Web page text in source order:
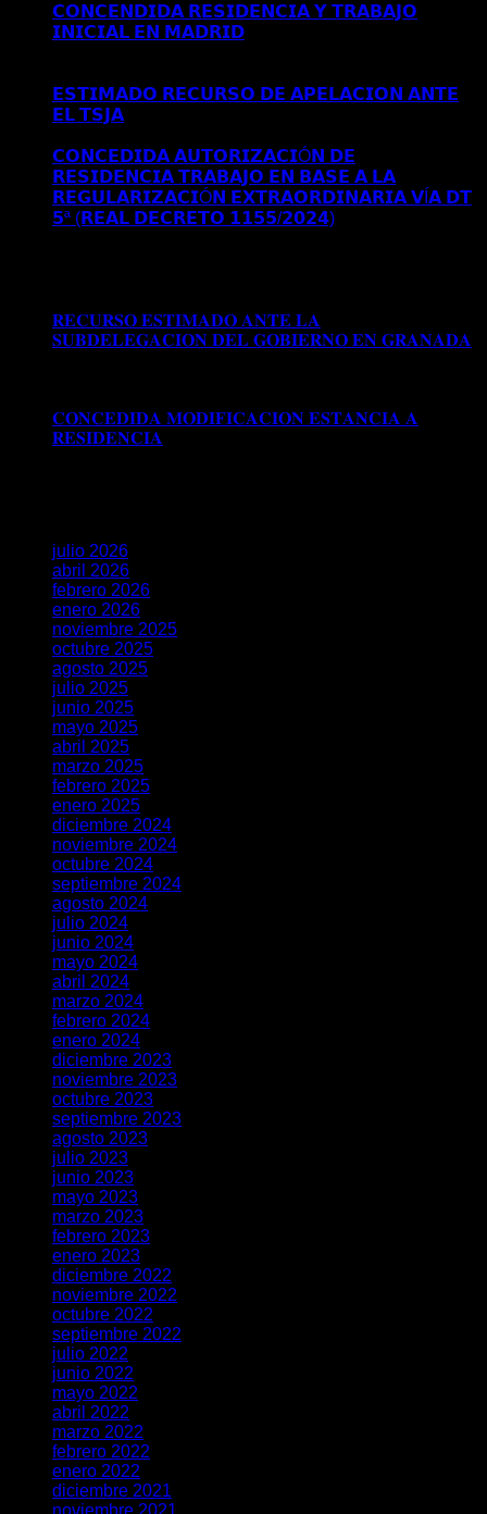
𝗖𝗢𝗡𝗖𝗘𝗡𝗗𝗜𝗗𝗔 𝗥𝗘𝗦𝗜𝗗𝗘𝗡𝗖𝗜𝗔 𝗬 𝗧𝗥𝗔𝗕𝗔𝗝𝗢
𝗜𝗡𝗜𝗖𝗜𝗔𝗟 𝗘𝗡 𝗠𝗔𝗗𝗥𝗜𝗗
𝗘𝗦𝗧𝗜𝗠𝗔𝗗𝗢 𝗥𝗘𝗖𝗨𝗥𝗦𝗢 𝗗𝗘 𝗔𝗣𝗘𝗟𝗔𝗖𝗜𝗢𝗡 𝗔𝗡𝗧𝗘
𝗘𝗟 𝗧𝗦𝗝𝗔
𝗖𝗢𝗡𝗖𝗘𝗗𝗜𝗗𝗔 𝗔𝗨𝗧𝗢𝗥𝗜𝗭𝗔𝗖𝗜Ó𝗡 𝗗𝗘
𝗥𝗘𝗦𝗜𝗗𝗘𝗡𝗖𝗜𝗔 𝗧𝗥𝗔𝗕𝗔𝗝𝗢 𝗘𝗡 𝗕𝗔𝗦𝗘 𝗔 𝗟𝗔
𝗥𝗘𝗚𝗨𝗟𝗔𝗥𝗜𝗭𝗔𝗖𝗜Ó𝗡 𝗘𝗫𝗧𝗥𝗔𝗢𝗥𝗗𝗜𝗡𝗔𝗥𝗜𝗔 𝗩Í𝗔 𝗗𝗧
𝟱ª (𝗥𝗘𝗔𝗟 𝗗𝗘𝗖𝗥𝗘𝗧𝗢 𝟭𝟭𝟱𝟱/𝟮𝟬𝟮𝟰)
𝐑𝐄𝐂𝐔𝐑𝐒𝐎 𝐄𝐒𝐓𝐈𝐌𝐀𝐃𝐎 𝐀𝐍𝐓𝐄 𝐋𝐀
𝐒𝐔𝐁𝐃𝐄𝐋𝐄𝐆𝐀𝐂𝐈𝐎𝐍 𝐃𝐄𝐋 𝐆𝐎𝐁𝐈𝐄𝐑𝐍𝐎 𝐄𝐍 𝐆𝐑𝐀𝐍𝐀𝐃𝐀
𝐂𝐎𝐍𝐂𝐄𝐃𝐈𝐃𝐀 𝐌𝐎𝐃𝐈𝐅𝐈𝐂𝐀𝐂𝐈𝐎𝐍 𝐄𝐒𝐓𝐀𝐍𝐂𝐈𝐀 𝐀
𝐑𝐄𝐒𝐈𝐃𝐄𝐍𝐂𝐈𝐀
julio 2026
abril 2026
febrero 2026
enero 2026
noviembre 2025
octubre 2025
agosto 2025
julio 2025
junio 2025
mayo 2025
abril 2025
marzo 2025
febrero 2025
enero 2025
diciembre 2024
noviembre 2024
octubre 2024
septiembre 2024
agosto 2024
julio 2024
junio 2024
mayo 2024
abril 2024
marzo 2024
febrero 2024
enero 2024
diciembre 2023
noviembre 2023
octubre 2023
septiembre 2023
agosto 2023
julio 2023
junio 2023
mayo 2023
marzo 2023
febrero 2023
enero 2023
diciembre 2022
noviembre 2022
octubre 2022
septiembre 2022
julio 2022
junio 2022
mayo 2022
abril 2022
marzo 2022
febrero 2022
enero 2022
diciembre 2021
noviembre 2021